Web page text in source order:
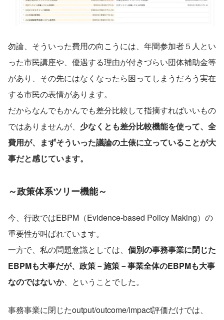
勿論、そういった費用の向こうには、年間参加者５人とい
った市民講座や、優遇する理由が付きづらい団体補助金等
があり、その先にはなくなったら困ってしまうだろう実在
する市民の表情があります。
だからなんでもかんでも差分比較して指摘すればいいもの
ではありませんが、 少なくとも差分比較機能を使って、全
費用が、まずそういった議論の土俵に立っていることが大
事だと感じています。
～政策体系ツリー機能～
今、行政ではEBPM（Evidence-based Policy Making）の
重要性が叫ばれています。
一方で、私の問題意識としては、 個別の事務事業に閉じた
EBPMも大事だが、政策－施策－事業全体のEBPMも大事
なのではないか、ということでした。
事務事業に閉じたoutput/outcome/impact評価だけでは、